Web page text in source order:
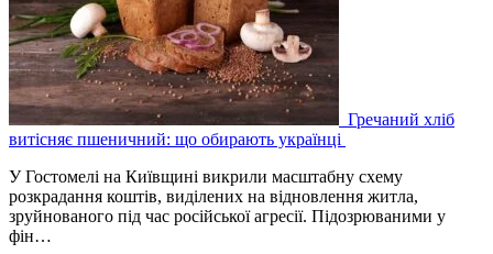
Гречаний хліб
витісняє пшеничний: що обирають українці
У Гостомелі на Київщині викрили масштабну схему
розкрадання коштів, виділених на відновлення житла,
зруйнованого під час російської агресії. Підозрюваними у
фін…